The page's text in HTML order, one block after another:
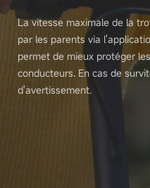
La vitesse maximale de la
par les parents via
permet de mieux protéger
conducteurs. En cas de
d'avertissement.